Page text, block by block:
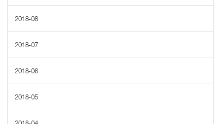
2018-08
2018-07
2018-06
2018-05